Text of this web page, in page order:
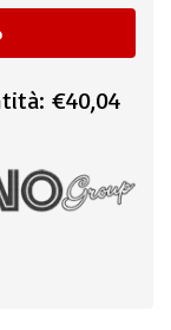
€40,04